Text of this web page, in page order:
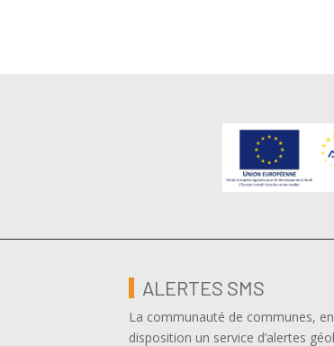
ALERTES SMS
La communauté de communes,
disposition un service d’alertes